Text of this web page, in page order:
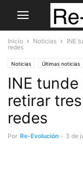
Inicio Noticias
INE
redes
Noticias Últimas noticias
INE
retirar
redes
Por Re-Evolución - 3 de